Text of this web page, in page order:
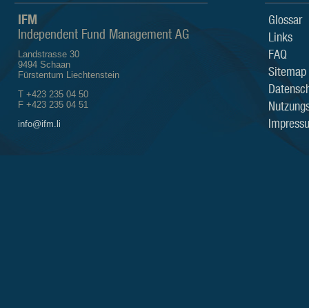
IFM
Independent Fund Management AG
Landstrasse 30
9494 Schaan
Fürstentum Liechtenstein
T +423 235 04 50
F +423 235 04 51
info@ifm.li
Glossar
Links
FAQ
Sitemap